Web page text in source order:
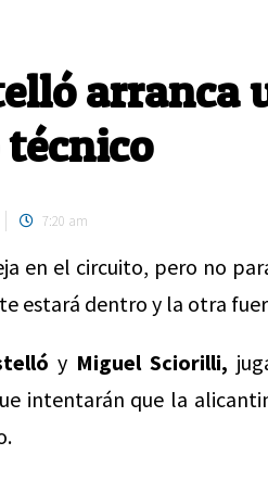
arranca
7:20 am
en el circuito, pero no
estará dentro y la otra
y Miguel Sciorilli,
intentarán que la